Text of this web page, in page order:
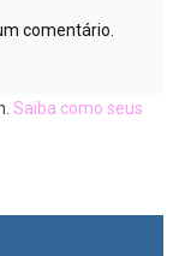
comentário.
Saiba como seus